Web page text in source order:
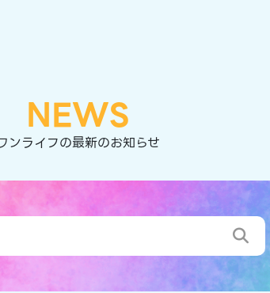
NEWS
ンライフの最新のお知らせ